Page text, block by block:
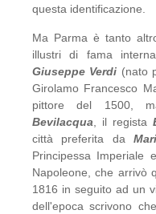
questa identificazione.
Ma Parma è tanto
illustri di fama
Giuseppe Verdi (nato
Girolamo Francesco
pittore del 1500,
Bevilacqua, il regista
città preferita da
Principessa Imperiale
Napoleone, che arrivò
1816 in seguito ad un
dell'epoca scrivono che